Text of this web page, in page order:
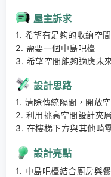
屋主訴求
1. 希望有足夠的收納空間
2. 需要一個中島吧檯
3. 希望空間能夠適應未
設計思路
1. 清除傳統隔間，開放
2. 利用挑高空間設計夾
3. 在樓梯下方與其他畸
設計亮點
1. 中島吧檯結合廚房與